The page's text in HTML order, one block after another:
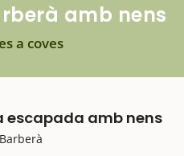
amb nens
a coves
escapada amb nens